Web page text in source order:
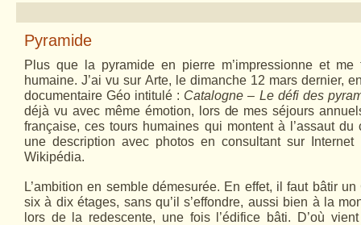
Pyramide
Plus que la pyramide en pierre m’impressionne et me
humaine. J’ai vu sur Arte, le dimanche 12 mars dernier,
documentaire Géo intitulé : Catalogne – Le défi des
déjà vu avec même émotion, lors de mes séjours
française, ces tours humaines qui montent à l’assaut du
une description avec photos en consultant sur Internet
Wikipédia.
L’ambition en semble démesurée. En effet, il faut bâtir
six à dix étages, sans qu’il s’effondre, aussi bien à la
lors de la redescente, une fois l’édifice bâti. D’où